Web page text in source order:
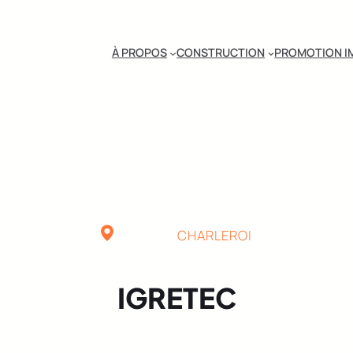
À PROPOS CONSTRUCTION PROMOTION
CHARLEROI
IGRETEC